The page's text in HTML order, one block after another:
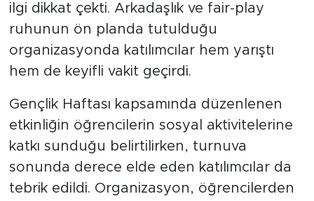
ilgi dikkat çekti. Arkadaşlık ve fair-play
ruhunun ön planda tutulduğu
organizasyonda katılımcılar hem yarıştı
hem de keyifli vakit geçirdi.
Gençlik Haftası kapsamında düzenlenen
etkinliğin öğrencilerin sosyal aktivitelerine
katkı sunduğu belirtilirken, turnuva
sonunda derece elde eden katılımcılar da
tebrik edildi. Organizasyon, öğrencilerden